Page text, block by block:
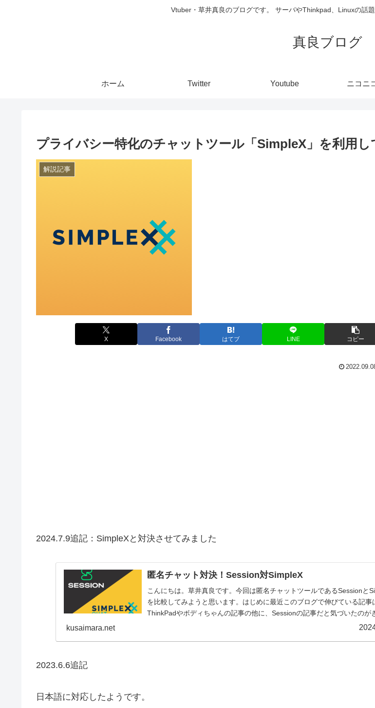
Vtuber・草井真良のブログです。 サーバやThinkpad、Linuxの話
真良ブログ
ホーム Twitter Youtube ニコニ
プライバシー特化のチャットツール「SimpleX」を利用し
解説記事
X Facebook はてブ LINE コピー
2024.7.9追記：SimpleXと対決させてみました
匿名チャット対決！Session対SimpleX
こんにちは。草井真良です。今回は匿名チャットツールであるSessionと
を比較してみようと思います。はじめに最近このブログで伸びている記事
ThinkPadやボディちゃんの記事の他に、Sessionの記事だと気づいたのが
kusaimara.net
2023.6.6追記
日本語に対応したようです。